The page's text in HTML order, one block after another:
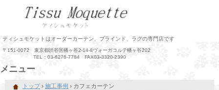
ティシュモケットはオーダーカーテン、ブラインド、ラグの専門店です
〒151-0072 東京都渋谷区幡ヶ谷2-14-8ヴォーガコルテ幡ヶ谷202
TEL：03-6276-7784 FAX03-3320-2390
メニュー
トップ › 施工事例 › カフェカーテン